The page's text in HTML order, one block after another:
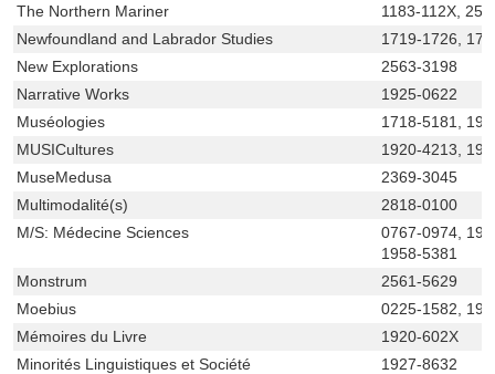
The Northern Mariner
1183-112X,
Newfoundland and Labrador Studies
1719-1726,
New Explorations
2563-3198
Narrative Works
1925-0622
Muséologies
1718-5181,
MUSICultures
1920-4213,
MuseMedusa
2369-3045
Multimodalité(s)
2818-0100
M/S: Médecine Sciences
0767-0974,
1958-5381
Monstrum
2561-5629
Moebius
0225-1582,
Mémoires du Livre
1920-602X
Minorités Linguistiques et Société
1927-8632